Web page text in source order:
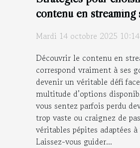
contenu en streaming
Mardi 14 octobre 2025 10:14
Découvrir le contenu en
correspond vraiment à ses
devenir un véritable défi
multitude d’options
vous sentez parfois perdu
trop vaste ou craignez de
véritables pépites adaptées
Laissez-vous guider...